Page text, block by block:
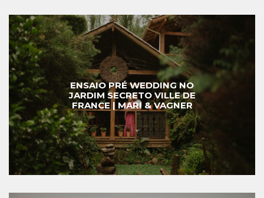
ENSAIO PRÉ WEDDING NO
JARDIM SECRETO VILLE DE
FRANCE | MARI & VAGNER